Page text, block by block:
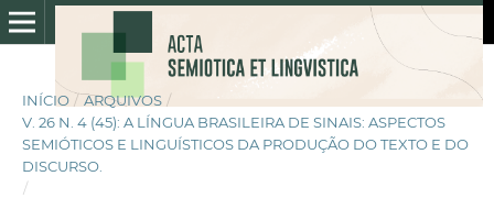
INÍCIO / ARQUIVOS /
V. 26 N. 4 (45): A LÍNGUA BRASILEIRA DE SINAIS: ASPECTOS
SEMIÓTICOS E LINGUÍSTICOS DA PRODUÇÃO DO TEXTO E DO
DISCURSO.
/